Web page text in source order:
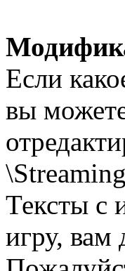
Если
вы
Тексты с
игру, вам